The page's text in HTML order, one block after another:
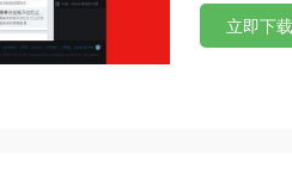
立即下载